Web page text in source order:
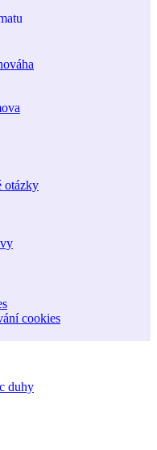
otázky
cookies